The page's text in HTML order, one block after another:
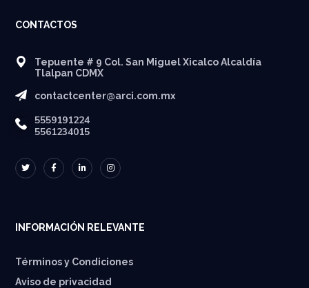
CONTACTOS
Tepuente # 9 Col. San Miguel Xicalco Alcaldía
Tlalpan CDMX
contactcenter@arci.com.mx
5559191224
5561234015
INFORMACIÓN RELEVANTE
Términos y Condiciones
Aviso de privacidad